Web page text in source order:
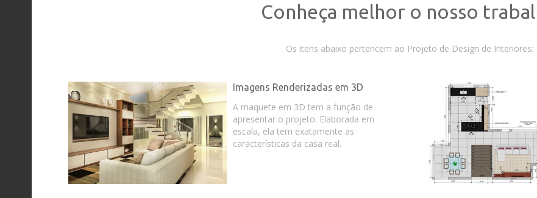
Conheça melhor o nosso
Os itens abaixo pertencem ao Projeto de Design de Interiores:
Imagens Renderizadas em 3D
A maquete em 3D tem a função de
apresentar o projeto. Elaborada em
escala, ela tem exatamente as
características da casa real.